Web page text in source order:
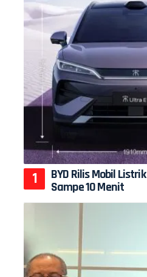
BYD Rilis Mobil
Sampe 10 Menit